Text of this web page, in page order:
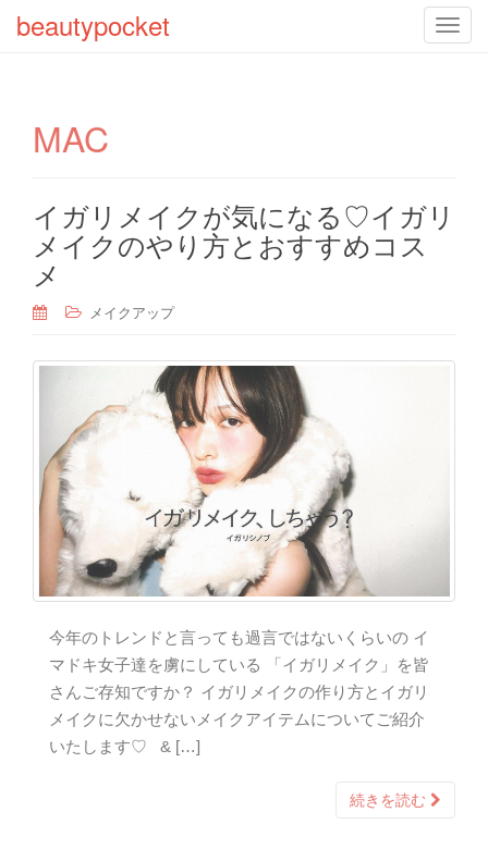
T
a
beautypocket
MAC
イガリメイクが気になる♡イガリ
メイクのやり方とおすすめコス
メ
メイクアップ
今年のトレンドと言っても過言ではないくらいの イ
マドキ女子達を虜にしている 「イガリメイク」を皆
さんご存知ですか？ イガリメイクの作り方とイガリ
メイクに欠かせないメイクアイテムについてご紹介
いたします♡ & […]
続きを読む